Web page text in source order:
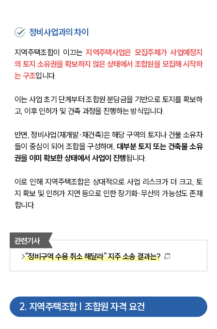
정비사업과의 차이
지역주택조합이 이끄는 지역주택사업은 모집주체가 사업예정지
의 토지 소유권을 확보하지 않은 상태에서 조합원을 모집해 시작하
는 구조입니다.
이는 사업 초기 단계부터 조합원 분담금을 기반으로 토지를 확보하
고, 이후 인허가 및 건축 과정을 진행하는 방식입니다.
반면, 정비사업(재개발·재건축)은 해당 구역의 토지나 건물 소유자
들이 중심이 되어 조합을 구성하며, 대부분 토지 또는 건축물 소유
권을 이미 확보한 상태에서 사업이 진행됩니다.
이로 인해 지역주택조합은 상대적으로 사업 리스크가 더 크고, 토
지 확보 및 인허가 지연 등으로 인한 장기화·무산의 가능성도 존재
합니다.
관련기사
“정비구역 수용 취소 해달라” 지주 소송 결과는?
2. 지역주택조합 | 조합원 자격 요건